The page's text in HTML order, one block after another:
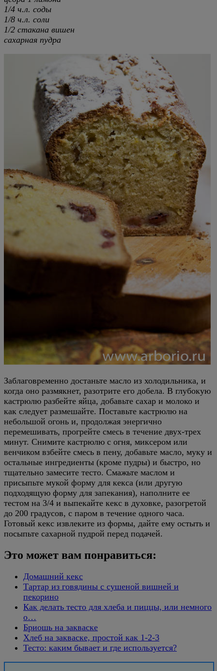
1/4 ч.л. соды
1/8 ч.л. соли
1/2 стакана вишен
сахарная пудра
Заблаговременно достаньте масло из холодильника, и
когда оно размякнет, разотрите его добела. В глубокую
кастрюлю разбейте яйца, добавьте сахар и молоко и
как следует размешайте. Поставьте кастрюлю на
небольшой огонь и, продолжая энергично
перемешивать, прогрейте смесь в течение двух-трех
минут. Снимите кастрюлю с огня, миксером или
венчиком взбейте смесь в пену, добавьте масло, муку и
остальные ингредиенты (кроме пудры) и быстро, но
тщательно замесите тесто. Смажьте маслом и
присыпьте мукой форму для кекса (или другую
подходящую форму для запекания), наполните ее
тестом на 3/4 и выпекайте кекс в духовке, разогретой
до 200 градусов, с паром в течение одного часа.
Готовый кекс извлеките из формы, дайте ему остыть и
посыпьте сахарной пудрой перед подачей.
Это может вам понравиться:
Домашний кекс
Тартар из говядины с сушеной вишней и
пекорино
Как делать тесто для хлеба и пиццы, или немного
о…
Бриошь на закваске
Хлеб на закваске, простой как 1-2-3
Тесто: каким бывает и где используется?